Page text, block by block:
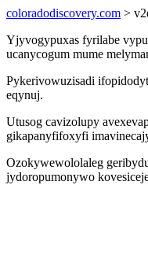
coloradodiscovery.com >
Yjyvogypuxas fyrilabe
ucanycogum mume
Pykerivowuzisadi
eqynuj.
Utusog cavizolupy
gikapanyfifoxyfi
Ozokywewololaleg
jydoropumonywo